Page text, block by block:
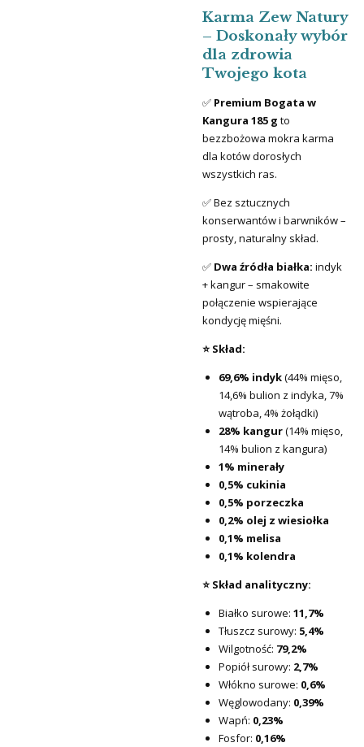
Karma Zew Natury
– Doskonały wybór
dla zdrowia
Twojego kota
✅ Premium Bogata w
Kangura 185 g to
bezzbożowa mokra karma
dla kotów dorosłych
wszystkich ras.
✅ Bez sztucznych
konserwantów i barwników –
prosty, naturalny skład.
✅ Dwa źródła białka: indyk
+ kangur – smakowite
połączenie wspierające
kondycję mięśni.
⭐ Skład:
69,6% indyk(44% mięso,
14,6% bulion z indyka, 7%
wątroba, 4% żołądki)
28% kangur(14% mięso,
14% bulion z kangura)
1% minerały
0,5% cukinia
0,5% porzeczka
0,2% olej z wiesiołka
0,1% melisa
0,1% kolendra
⭐ Skład analityczny:
Białko surowe: 11,7%
Tłuszcz surowy: 5,4%
Wilgotność: 79,2%
Popiół surowy: 2,7%
Włókno surowe: 0,6%
Węglowodany: 0,39%
Wapń: 0,23%
Fosfor: 0,16%